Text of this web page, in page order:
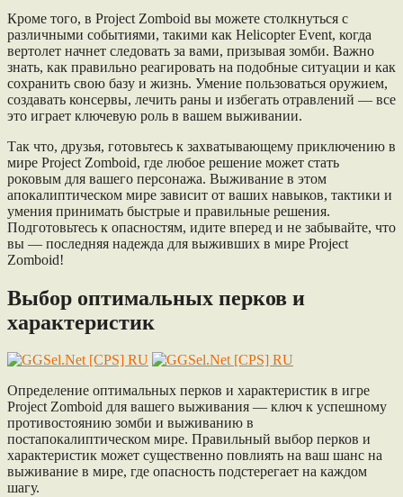
Кроме того, в Project Zomboid вы можете столкнуться с
различными событиями, такими как Helicopter Event, когда
вертолет начнет следовать за вами, призывая зомби. Важно
знать, как правильно реагировать на подобные ситуации и как
сохранить свою базу и жизнь. Умение пользоваться оружием,
создавать консервы, лечить раны и избегать отравлений — все
это играет ключевую роль в вашем выживании.
Так что, друзья, готовьтесь к захватывающему приключению в
мире Project Zomboid, где любое решение может стать
роковым для вашего персонажа. Выживание в этом
апокалиптическом мире зависит от ваших навыков, тактики и
умения принимать быстрые и правильные решения.
Подготовьтесь к опасностям, идите вперед и не забывайте, что
вы — последняя надежда для выживших в мире Project
Zomboid!
Выбор оптимальных перков и
характеристик
Определение оптимальных перков и характеристик в игре
Project Zomboid для вашего выживания — ключ к успешному
противостоянию зомби и выживанию в
постапокалиптическом мире. Правильный выбор перков и
характеристик может существенно повлиять на ваш шанс на
выживание в мире, где опасность подстерегает на каждом
шагу.